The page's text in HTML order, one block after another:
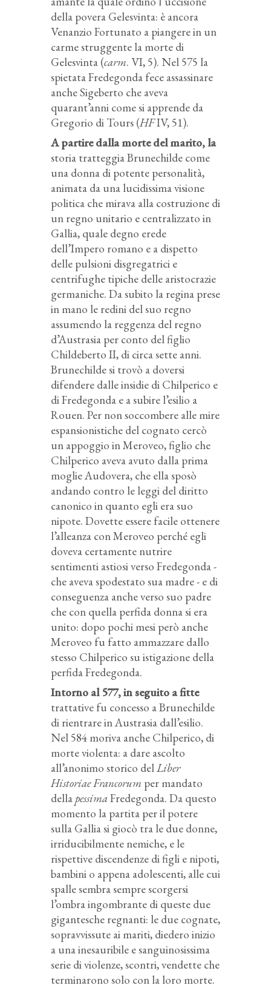
della povera Gelesvinta: è ancora
Venanzio Fortunato a piangere in un
carme struggente la morte di
Gelesvinta (carm. VI, 5). Nel 575 la
spietata Fredegonda fece assassinare
anche Sigeberto che aveva
quarant’anni come si apprende da
Gregorio di Tours (HFIV, 51).
A partire dalla morte del marito, la
storia tratteggia Brunechilde come
una donna di potente personalità,
animata da una lucidissima visione
politica che mirava alla costruzione di
un regno unitario e centralizzato in
Gallia, quale degno erede
dell’Impero romano e a dispetto
delle pulsioni disgregatrici e
centrifughe tipiche delle aristocrazie
germaniche. Da subito la regina prese
in mano le redini del suo regno
assumendo la reggenza del regno
d’Austrasia per conto del figlio
Childeberto II, di circa sette anni.
Brunechilde si trovò a doversi
difendere dalle insidie di Chilperico e
di Fredegonda e a subire l’esilio a
Rouen. Per non soccombere alle mire
espansionistiche del cognato cercò
un appoggio in Meroveo, figlio che
Chilperico aveva avuto dalla prima
moglie Audovera, che ella sposò
andando contro le leggi del diritto
canonico in quanto egli era suo
nipote. Dovette essere facile ottenere
l’alleanza con Meroveo perché egli
doveva certamente nutrire
sentimenti astiosi verso Fredegonda -
che aveva spodestato sua madre - e di
conseguenza anche verso suo padre
che con quella perfida donna si era
unito: dopo pochi mesi però anche
Meroveo fu fatto ammazzare dallo
stesso Chilperico su istigazione della
perfida Fredegonda.
Intorno al 577, in seguito a fitte
trattative fu concesso a Brunechilde
di rientrare in Austrasia dall’esilio.
Nel 584 moriva anche Chilperico, di
morte violenta: a dare ascolto
all’anonimo storico delLiber
Historiae Francorum per mandato
della pessimaFredegonda. Da questo
momento la partita per il potere
sulla Gallia si giocò tra le due donne,
irriducibilmente nemiche, e le
rispettive discendenze di figli e nipoti,
bambini o appena adolescenti, alle cui
spalle sembra sempre scorgersi
l’ombra ingombrante di queste due
gigantesche regnanti: le due cognate,
sopravvissute ai mariti, diedero inizio
a una inesauribile e sanguinosissima
serie di violenze, scontri, vendette che
terminarono solo con la loro morte.